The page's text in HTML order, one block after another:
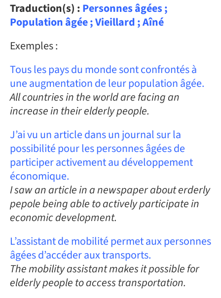
Traduction(s) :Personnes âgées ;
Population âgée ; Vieillard ; Aîné
Exemples :
Tous les pays du monde sont confrontés à
une augmentation de leur population âgée.
All countries in the world are facing an
increase in their elderly people.
J’ai vu un article dans un journal sur la
possibilité pour les personnes âgées de
participer activement au développement
économique.
I saw an article in a newspaper about erderly
pepole being able to actively participate in
economic development.
L’assistant de mobilité permet aux personnes
âgées d’accéder aux transports.
The mobility assistant makes it possible for
elderly people to access transportation.